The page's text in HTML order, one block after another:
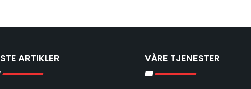
ARTIKLER VÅRE TJENESTER